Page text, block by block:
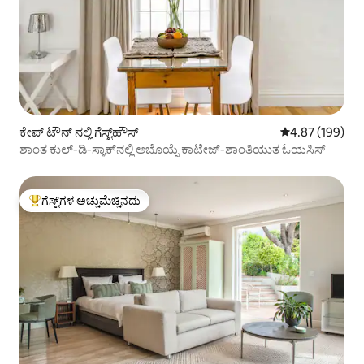
ಕೇಪ್‌ ಟೌನ್ ನಲ್ಲಿ ಗೆಸ್ಟ್‌ಹೌಸ್ 5 ರಲ್ಲಿ 4.87
4.87 (199)
ಶಾಂತ ಕುಲ್-ಡಿ-ಸ್ಯಾಕ್‌ನಲ್ಲಿ ಅಬೊಯ್ನೆ ಕಾಟೇಜ್-ಶಾಂತಿಯುತ ಓಯಸಿಸ್
ಗೆಸ್ಟ್‌ಗಳಿಗೆ ಅತಿ ಹೆಚ್ಚು ಅಚ್ಚುಮೆಚ್ಚಿನದು
ಗೆಸ್ಟ್‌ಗಳ ಅಚ್ಚುಮೆಚ್ಚಿನದು